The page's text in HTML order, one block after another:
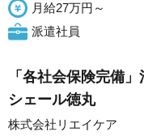
月給27万円～
派遣社員
「各社会保険完備
シェール徳丸
株式会社リエイケア